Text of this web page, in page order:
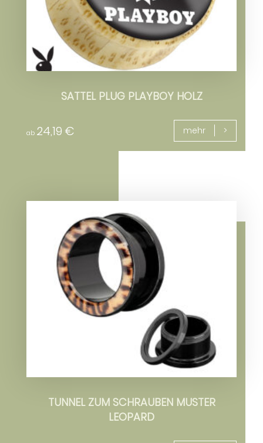
SATTEL PLUG PLAYBOY HOLZ
ab 24,19 € mehr
TUNNEL ZUM SCHRAUBEN MUSTER
LEOPARD